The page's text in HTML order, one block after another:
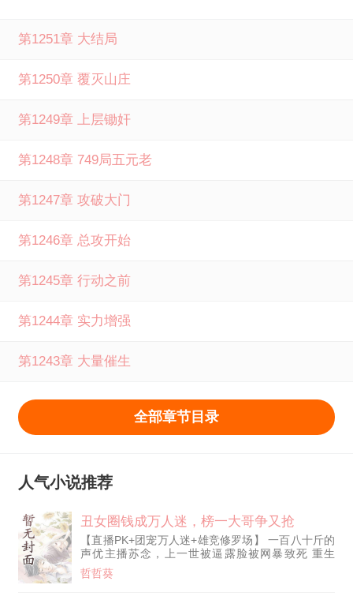
猞猁，梅花鹿，袍子，豹子，熊瞎子， 跑山：靠打猎发家致
猎发家致富烽火迷最新章节，请分享给您的好友一起来言情
小说网免费阅读。
第1251章 大结局
第1250章 覆灭山庄
第1249章 上层锄奸
第1248章 749局五元老
第1247章 攻破大门
第1246章 总攻开始
第1245章 行动之前
第1244章 实力增强
第1243章 大量催生
全部章节目录
人气小说推荐
丑女圈钱成万人迷，榜一大哥争又抢
【直播PK+团宠万人迷+雄竞修罗场】 一百八十斤的
声优主播苏念，上一世被逼露脸被网暴致死 重生
后，她绑定了美颜系统 系统：【圈钱变美哦，亲~】
苏念：来都来了，那就圈吧 清冷舒缓的声线瞬着网
哲哲葵